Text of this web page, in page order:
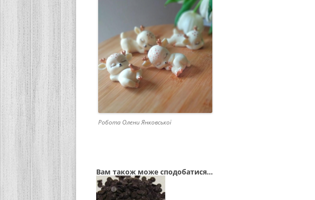
Робота Олени Янковської
Вам також може сподобатися…